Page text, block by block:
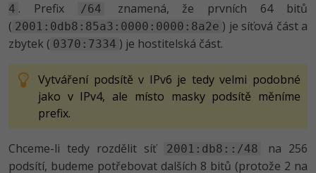
4 . Prefix /64
znamená, že prvních 64 bitů
( 2001:0db8:85a3:0000:0000:8a2e ) je síťová část a
zbytek ( 0370:7334 ) je hostitelská část.
Vytváření podsítě v IPv6 je tedy velmi podobné
jako v IPv4, ale místo masky podsítě měníme
prefix.
Chceme-li tedy rozdělit síť 2001:db8::/48
na 256
podsítí, budeme potřebovat dalších 8 bitů (protože 2 na